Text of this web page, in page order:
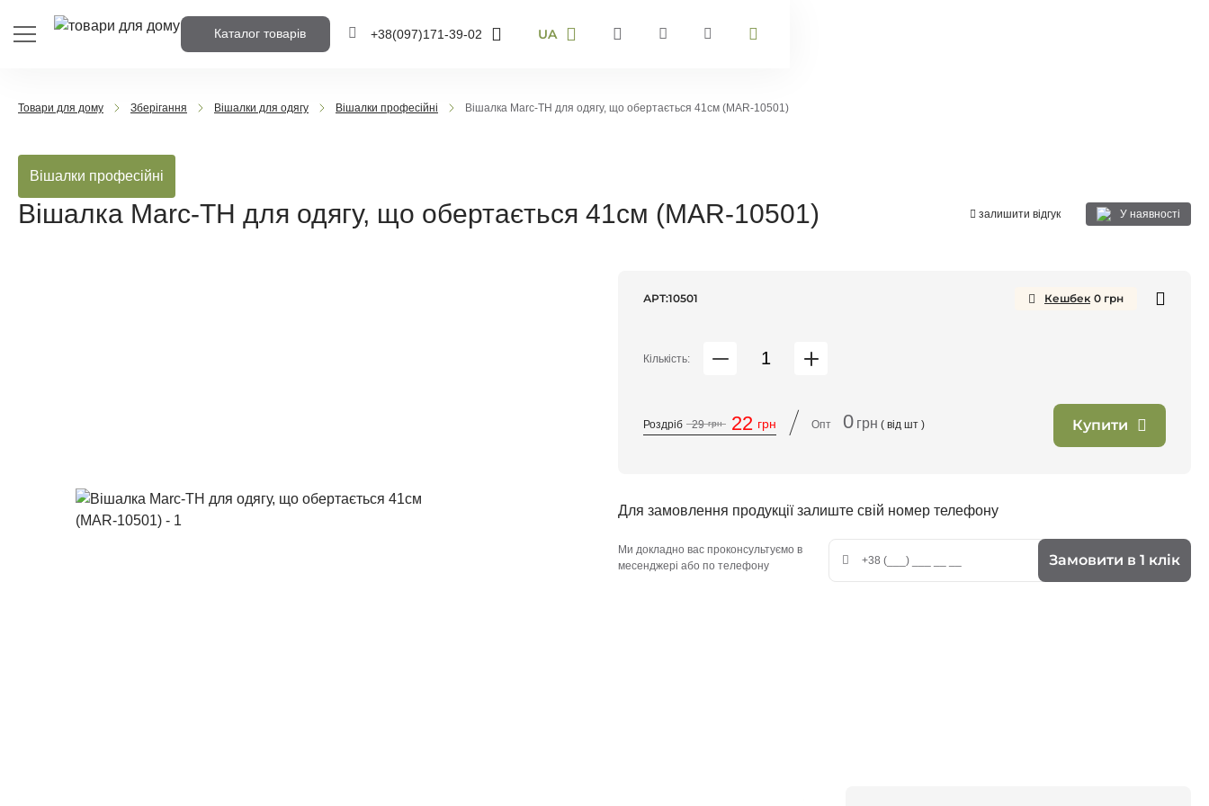
Каталог товарів +38(097)171-39-02
UA
EN
Товари для дому Зберігання Вішалки для одягу Вішалки професійні Вішалка Marc-TH для одягу, що обертається 41см (MAR-10501)
Вішалки професійні
Вішалка Marc-TH для одягу, що обертається 41см (MAR-10501) залишити відгук У наявності
АРТ:10501 Кешбек 0 грн
Кількість:
Роздріб 29 грн 22 грн / Опт 0 грн ( від шт ) Купити
Для замовлення продукції залиште свій номер телефону
Ми докладно вас проконсультуємо в
месенджері або по телефону
Замовити в 1 клік